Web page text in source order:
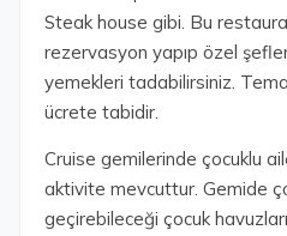
Steak house gibi. Bu
rezervasyon yapıp özel
yemekleri tadabilirsiniz.
ücrete tabidir.
Cruise gemilerinde çocuklu
aktivite mevcuttur. Gemide
geçirebileceği çocuk